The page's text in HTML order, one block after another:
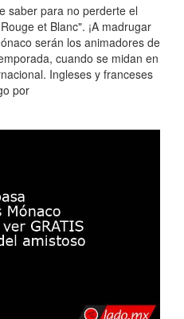
saber para no perderte el
et Blanc". ¡A madrugar
serán los animadores de
cuando se midan en
Ingleses y franceses
por